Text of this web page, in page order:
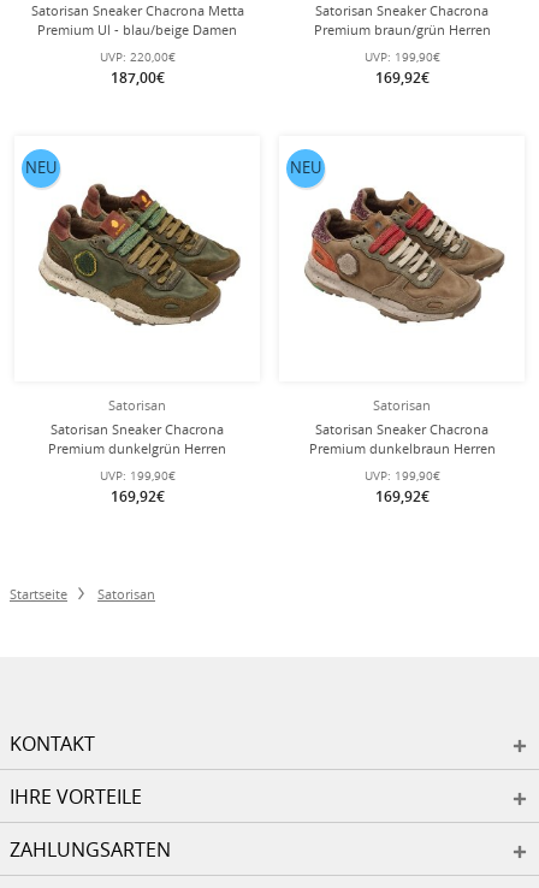
Satorisan Sneaker Chacrona Metta
Premium Ul - blau/beige Damen
UVP: 220,00€
187,00€
Satorisan Sneaker Chacrona
Premium braun/grün Herren
UVP: 199,90€
169,92€
Satorisan
Satorisan Sneaker Chacrona
Premium dunkelgrün Herren
UVP: 199,90€
169,92€
NEU
Satorisan
Satorisan Sneaker Chacrona
Premium dunkelbraun Herren
UVP: 199,90€
169,92€
NEU
Startseite Satorisan
KONTAKT
IHRE VORTEILE
ZAHLUNGSARTEN